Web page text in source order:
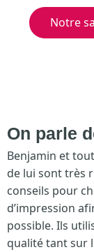
Notre
On parle
Benjamin et
de lui sont très
conseils pour
d’impression
possible. Ils
qualité tant sur